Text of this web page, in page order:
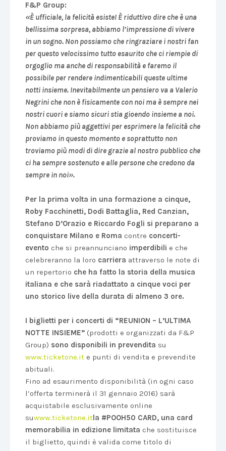
F&P Group:
«È ufficiale, la felicità esiste! È riduttivo dire che è una
bellissima sorpresa, abbiamo l’impressione di vivere
in un sogno. Non possiamo che ringraziare i nostri fan
per questo velocissimo tutto esaurito che ci riempie di
orgoglio ma anche di responsabilità e faremo il
possibile per rendere indimenticabili queste ultime
notti insieme. Inevitabilmente un pensiero va a Valerio
Negrini che non è fisicamente con noi ma è sempre nei
nostri cuori e siamo sicuri stia gioendo insieme a noi.
Non abbiamo più aggettivi per esprimere la felicità che
proviamo in questo momento e soprattutto non
troviamo più modi di dire grazie al nostro pubblico che
ci ha sempre sostenuto e alle persone che credono da
sempre in noi».
Per la prima volta in una formazione a cinque,
Roby Facchinetti, Dodi Battaglia, Red Canzian,
Stefano D’Orazio e Riccardo Fogli si preparano a
conquistare Milano e Roma contre concerti-
evento che si preannunciano imperdibili e che
celebreranno la loro carriera attraverso le note di
un repertorio che ha fatto la storia della musica
italiana e che sarà riadattato a cinque voci per
uno storico live della durata di almeno 3 ore.
I biglietti per i concerti di “REUNION – L’ULTIMA
NOTTE INSIEME” (prodotti e organizzati da F&P
Group) sono disponibili in prevendita su
www.ticketone.it e punti di vendita e prevendite
abituali.
Fino ad esaurimento disponibilità (in ogni caso
l’offerta terminerà il 31 gennaio 2016) sarà
acquistabile esclusivamente online
suwww.ticketone.itla #POOH50 CARD, una card
memorabilia in edizione limitata che sostituisce
il biglietto, quindi è valida come titolo di